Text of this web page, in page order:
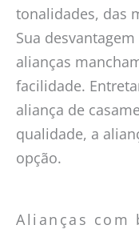
tonalidades, das
Sua
alianças
facilidade.
aliança de
qualidade, a
opção.
Alianças com